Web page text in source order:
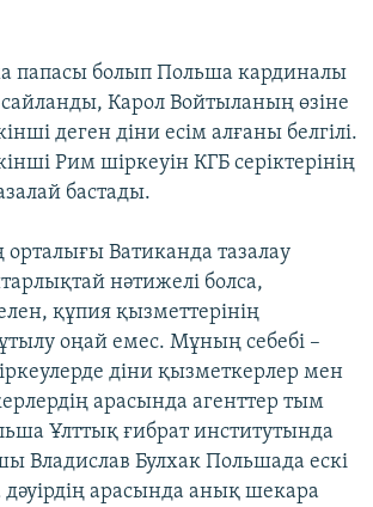
папасы болып Польша кардиналы
Карол Войтыланың өзіне
деген діни есім алғаны белгілі.
Рим шіркеуін КГБ серіктерінің
бастады.
орталығы Ватиканда тазалау
нәтижелі болса,
құпия қызметтерінің
оңай емес. Мұның себебі –
діни қызметкерлер мен
арасында агенттер тым
Ұлттық ғибрат институтында
Владислав Булхак Польшада ескі
арасында анық шекара